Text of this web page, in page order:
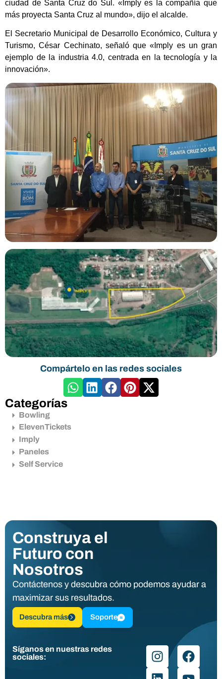
ciudad de Santa Cruz do Sul. «Imply es la compañía que
más proyecta Santa Cruz al mundo», dijo el alcalde.
El Secretario Municipal de Desarrollo Económico, Cultura y
Turismo, César Cechinato, señaló que «Imply es un gran
ejemplo de la industria 4.0, centrada en la tecnología y la
innovación».
Compártelo en las redes sociales
Categorías
Bowling
ElevenTickets
Imply
Paneles
Self Service
Construya el
Futuro con
Nosotros
Contáctenos y descubra cómo podemos ayudar a
maximizar sus resultados.
Descubra más Soporte
Síganos en nuestras redes
sociales: